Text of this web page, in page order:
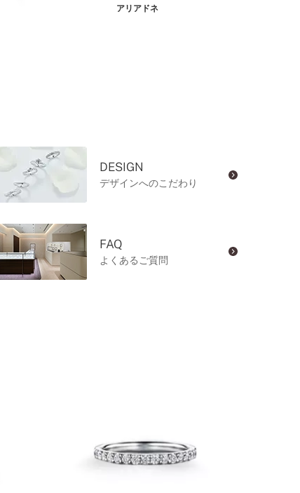
アリアドネ
DESIGN
デザインへのこだわり
FAQ
よくあるご質問